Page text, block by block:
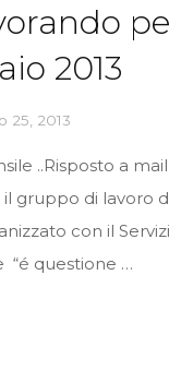
2013
25, 2013
..Risposto a
gruppo di lavoro
con il
“é questione …